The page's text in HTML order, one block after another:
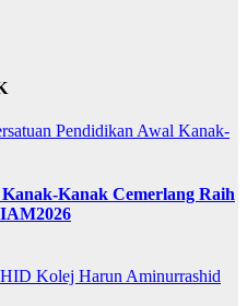
Pendidikan Awal Kanak-
Kanak Cemerlang Raih
Kolej Harun Aminurrashid